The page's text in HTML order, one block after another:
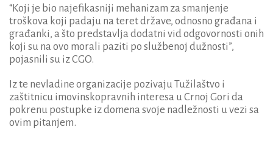
“Koji je bio najefikasniji mehanizam za smanjenje
troškova koji padaju na teret države, odnosno građana i
građanki, a što predstavlja dodatni vid odgovornosti onih
koji su na ovo morali paziti po službenoj dužnosti”,
pojasnili su iz CGO.
Iz te nevladine organizacije pozivaju Tužilaštvo i
zaštitnicu imovinskopravnih interesa u Crnoj Gori da
pokrenu postupke iz domena svoje nadležnosti u vezi sa
ovim pitanjem.